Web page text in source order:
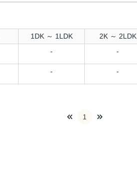
1DK ～ 1LDK 2K ～ 2LDK
- -
- -
1